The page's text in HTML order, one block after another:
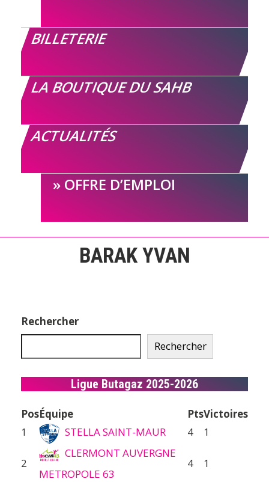
BILLETERIE
LA BOUTIQUE DU SAHB
ACTUALITÉS
OFFRE D’EMPLOI
BARAK YVAN
Rechercher
Rechercher
Ligue Butagaz 2025-2026
PosÉquipe PtsVictoires
1
STELLA SAINT-MAUR 4 1
2
CLERMONT AUVERGNE
METROPOLE 63
4 1